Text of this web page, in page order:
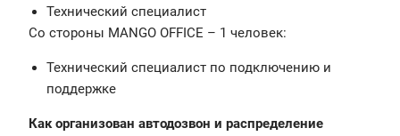
Технический специалист
Со стороны MANGO OFFICE – 1 человек:
Технический специалист по подключению и
поддержке
Как организован автодозвон и распределение